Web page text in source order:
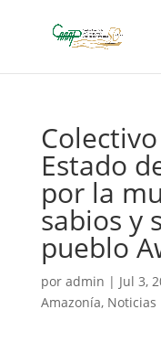
Estado
por la
sabios y
pueblo
por admin | Jul 3,
Amazonía, Noticias